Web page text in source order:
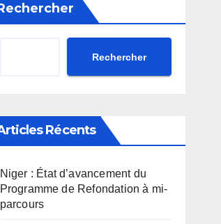
Rechercher
Récents
Niger : État d’avancement du
Programme de Refondation à mi-
parcours